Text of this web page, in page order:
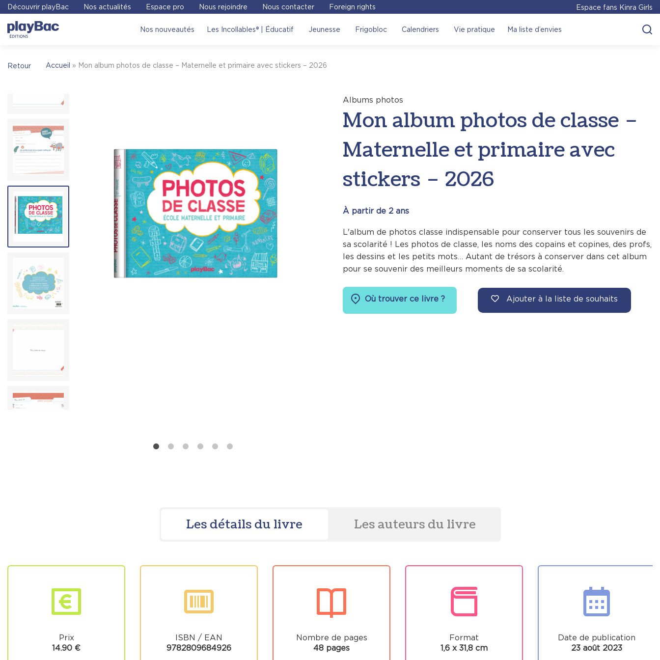
Découvrir playBac Nos actualités Espace pro Nous rejoindre Nous contacter Foreign rights Espace fans Kinra Girls
Nos nouveautés Les Incollables® | Éducatif Jeunesse Frigobloc Calendriers Vie pratique Ma liste d’envies
Retour Accueil » Mon album photos de classe – Maternelle et primaire avec stickers – 2026
Albums photos
Mon album photos de classe –
Maternelle et primaire avec
stickers – 2026
À partir de 2 ans
L'album de photos classe indispensable pour conserver tous les souvenirs de
sa scolarité ! Les photos de classe, les noms des copains et copines, des profs,
les dessins et les petits mots… Autant de trésors à conserver dans cet album
pour se souvenir des meilleurs moments de sa scolarité.
Où trouver ce livre ? Ajouter à la liste de souhaits
Pour trouver une librairie où acheter
Maternelle et primaire avec stickers – 2026, on vous invite à visiter le
Place des Libraires
Voir sur le site
Les détails du livre Les auteurs du livre
Prix
14.90 €
ISBN / EAN
9782809684926
Nombre de pages
48 pages
Format
1,6 x 31,8 cm
Date de publication
23 août 2023
Panneau de gestion des cookies